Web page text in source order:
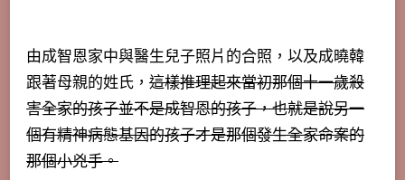
由成智恩家中與醫生兒子照片的合照，以及成曉韓
跟著母親的姓氏， 這樣推理起來當初那個十一歲殺
害全家的孩子並不是成智恩的孩子，也就是說另一
個有精神病態基因的孩子才是那個發生全家命案的
那個小兇手。